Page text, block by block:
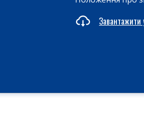
Завантажити